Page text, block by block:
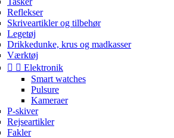
Reflekser
Skriveartikler og tilbehør
Legetøj
Drikkedunke, krus og madkasser
Værktøj
  Elektronik
Smart watches
Pulsure
Kameraer
P-skiver
Rejseartikler
Fakler